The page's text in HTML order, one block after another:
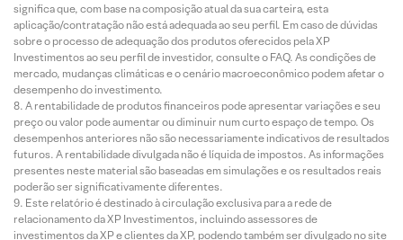
significa que, com base na composição atual da sua carteira, esta
aplicação/contratação não está adequada ao seu perfil. Em caso de dúvidas
sobre o processo de adequação dos produtos oferecidos pela XP
Investimentos ao seu perfil de investidor, consulte o FAQ. As condições de
mercado, mudanças climáticas e o cenário macroeconômico podem afetar o
desempenho do investimento.
A rentabilidade de produtos financeiros pode apresentar variações e seu
preço ou valor pode aumentar ou diminuir num curto espaço de tempo. Os
desempenhos anteriores não são necessariamente indicativos de resultados
futuros. A rentabilidade divulgada não é líquida de impostos. As informações
presentes neste material são baseadas em simulações e os resultados reais
poderão ser significativamente diferentes.
Este relatório é destinado à circulação exclusiva para a rede de
relacionamento da XP Investimentos, incluindo assessores de
investimentos da XP e clientes da XP, podendo também ser divulgado no site